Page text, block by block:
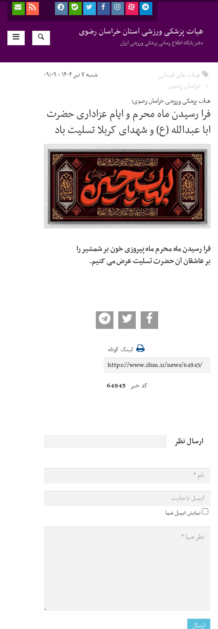
هیات پزشکی ورزشی استان خراسان رضوی
دفتر پایگاه اطلاع رسانی پزشکی ورزشی ایران
هیات های استانی
خراسان رضوی
شنبه ۷ تیر ۱۴۰۴ - ۰۹:۰۹
هیات پزشکی ورزشی خراسان رضوی:
فرا رسیدن ماه محرم و ایام عزاداری حضرت
ابا عبدالله (ع) و شهدای کربلا تسلیت باد
فرا رسیدن ماه محرم ماه پیروزی خون بر شمشیر را
بر عاشقان آن حضرت تسلیت عرض می کنیم.
لینک کوتاه
کد خبر 64945
ارسال نظر
نمایش ایمیل شما